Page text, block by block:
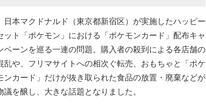
日本マクドナルド（東京都新宿区）が実施したハッピー
ット「ポケモン」における「ポケモンカード」配布キャ
ペーンを巡る一連の問題。購入者の殺到による各店舗の
乱や、フリマサイトへの相次ぐ転売、おもちゃと「ポケ
ンカード」だけが抜き取られた食品の放置・廃棄などが
議を醸し、大きな話題となりました。